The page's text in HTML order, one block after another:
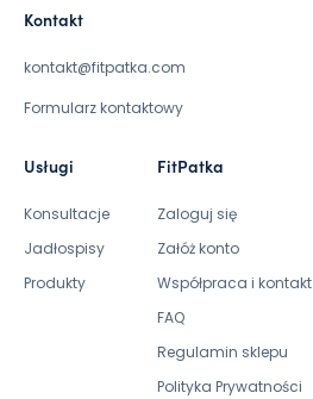
Kontakt
kontakt@fitpatka.com
Formularz kontaktowy
Usługi
Konsultacje
Jadłospisy
Produkty
FitPatka
Zaloguj się
Załóż konto
Współpraca i kontakt
FAQ
Regulamin sklepu
Polityka Prywatności